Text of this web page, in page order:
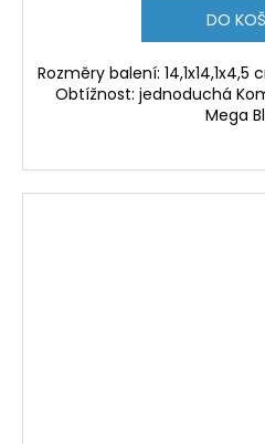
DO
Rozměry balení:
Obtížnost: jednoduchá
Mega